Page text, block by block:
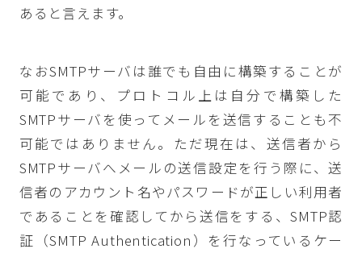
あると言えます。
なおSMTPサーバは誰でも自由に構築することが
可能であり、プロトコル上は自分で構築した
SMTPサーバを使ってメールを送信することも不
可能ではありません。ただ現在は、送信者から
SMTPサーバへメールの送信設定を行う際に、送
信者のアカウント名やパスワードが正しい利用者
であることを確認してから送信をする、SMTP認
証（SMTP Authentication）を行なっているケー